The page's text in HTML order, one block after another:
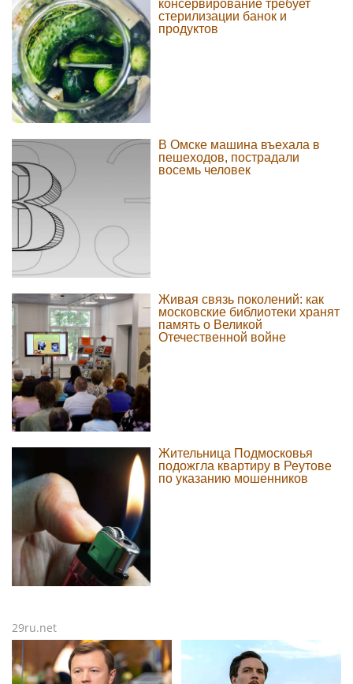
консервирование требует
стерилизации банок и
продуктов
В Омске машина въехала в
пешеходов, пострадали
восемь человек
Живая связь поколений: как
московские библиотеки хранят
память о Великой
Отечественной войне
Жительница Подмосковья
подожгла квартиру в Реутове
по указанию мошенников
29ru.net